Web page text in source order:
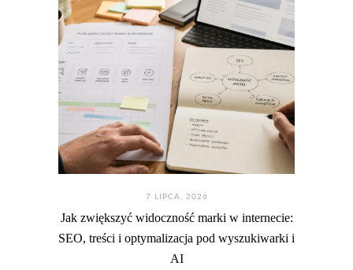
7 LIPCA. 2026
Jak zwiększyć widoczność marki w internecie:
SEO, treści i optymalizacja pod wyszukiwarki i
AI